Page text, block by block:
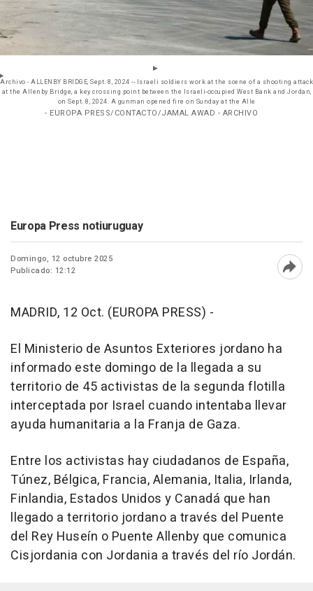
Archivo - ALLENBY BRIDGE, Sept. 8, 2024 -- Israeli soldiers work at the scene of a shooting attack
at the Allenby Bridge, a key crossing point between the Israeli-occupied West Bank and Jordan,
on Sept. 8, 2024. A gunman opened fire on Sunday at the Alle
- EUROPA PRESS/CONTACTO/JAMAL AWAD - ARCHIVO
Europa Press notiuruguay
Domingo, 12 octubre 2025
Publicado: 12:12
MADRID, 12 Oct. (EUROPA PRESS) -
El Ministerio de Asuntos Exteriores jordano ha
informado este domingo de la llegada a su
territorio de 45 activistas de la segunda flotilla
interceptada por Israel cuando intentaba llevar
ayuda humanitaria a la Franja de Gaza.
Entre los activistas hay ciudadanos de España,
Túnez, Bélgica, Francia, Alemania, Italia, Irlanda,
Finlandia, Estados Unidos y Canadá que han
llegado a territorio jordano a través del Puente
del Rey Huseín o Puente Allenby que comunica
Cisjordania con Jordania a través del río Jordán.